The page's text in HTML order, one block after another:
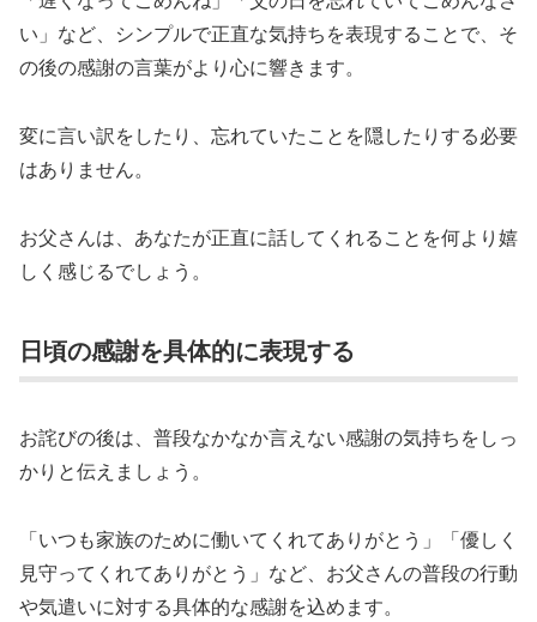
い」など、シンプルで正直な気持ちを表現することで、そ
の後の感謝の言葉がより心に響きます。
変に言い訳をしたり、忘れていたことを隠したりする必要
はありません。
お父さんは、あなたが正直に話してくれることを何より嬉
しく感じるでしょう。
日頃の感謝を具体的に表現する
お詫びの後は、普段なかなか言えない感謝の気持ちをしっ
かりと伝えましょう。
「いつも家族のために働いてくれてありがとう」「優しく
見守ってくれてありがとう」など、お父さんの普段の行動
や気遣いに対する具体的な感謝を込めます。